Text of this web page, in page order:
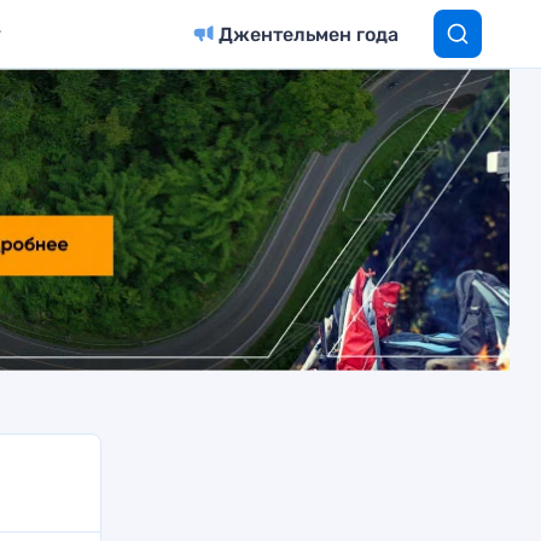
Джентельмен года